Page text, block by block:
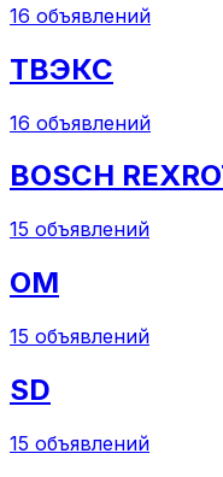
16 объявлений
ТВЭКС
16 объявлений
BOSCH
15 объявлений
OM
15 объявлений
SD
15 объявлений